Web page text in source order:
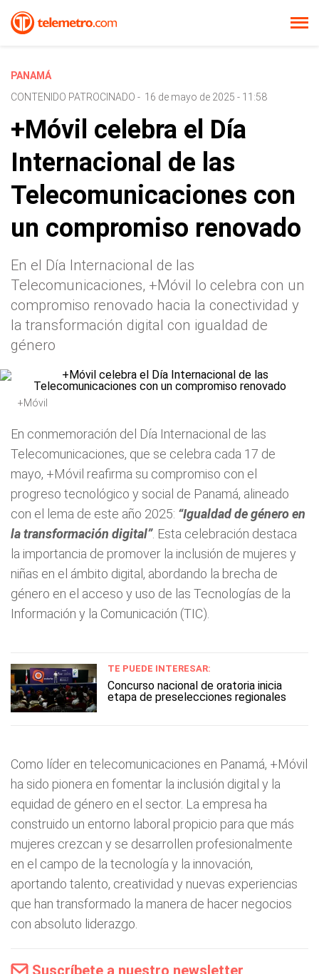
PANAMÁ
CONTENIDO PATROCINADO - 16 de mayo de 2025 - 11:58
+Móvil celebra el Día
Internacional de las
Telecomunicaciones con
un compromiso renovado
En el Día Internacional de las
Telecomunicaciones, +Móvil lo celebra con un
compromiso renovado hacia la conectividad y
la transformación digital con igualdad de
género
+Móvil
En conmemoración del Día Internacional de las
Telecomunicaciones, que se celebra cada 17 de
mayo, +Móvil reafirma su compromiso con el
progreso tecnológico y social de Panamá, alineado
con el lema de este año 2025: “Igualdad de género en
la transformación digital”. Esta celebración destaca
la importancia de promover la inclusión de mujeres y
niñas en el ámbito digital, abordando la brecha de
género en el acceso y uso de las Tecnologías de la
Información y la Comunicación (TIC).
TE PUEDE INTERESAR:
Concurso nacional de oratoria inicia
etapa de preselecciones regionales
Como líder en telecomunicaciones en Panamá, +Móvil
ha sido pionera en fomentar la inclusión digital y la
equidad de género en el sector. La empresa ha
construido un entorno laboral propicio para que más
mujeres crezcan y se desarrollen profesionalmente
en el campo de la tecnología y la innovación,
aportando talento, creatividad y nuevas experiencias
que han transformado la manera de hacer negocios
con absoluto liderazgo.
Suscríbete a nuestro newsletter